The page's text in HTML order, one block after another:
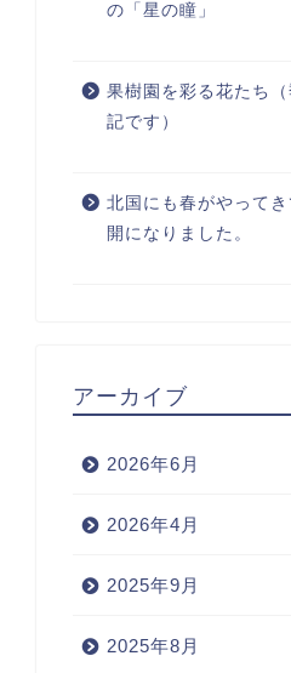
の「星の瞳」
果樹園を彩る花たち
記です）
北国にも春がやって
開になりました。
アーカイブ
2026年6月
2026年4月
2025年9月
2025年8月